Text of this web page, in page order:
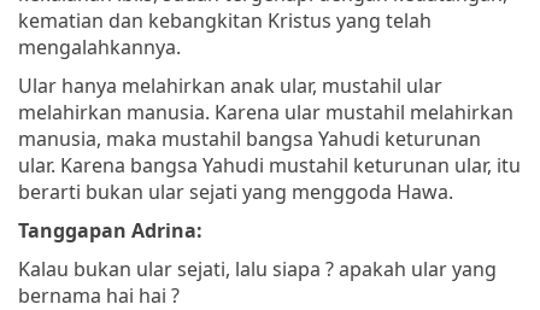
kematian dan kebangkitan Kristus yang telah
mengalahkannya.
Ular hanya melahirkan anak ular, mustahil ular
melahirkan manusia. Karena ular mustahil melahirkan
manusia, maka mustahil bangsa Yahudi keturunan
ular. Karena bangsa Yahudi mustahil keturunan ular, itu
berarti bukan ular sejati yang menggoda Hawa.
Tanggapan Adrina:
Kalau bukan ular sejati, lalu siapa ? apakah ular yang
bernama hai hai ?